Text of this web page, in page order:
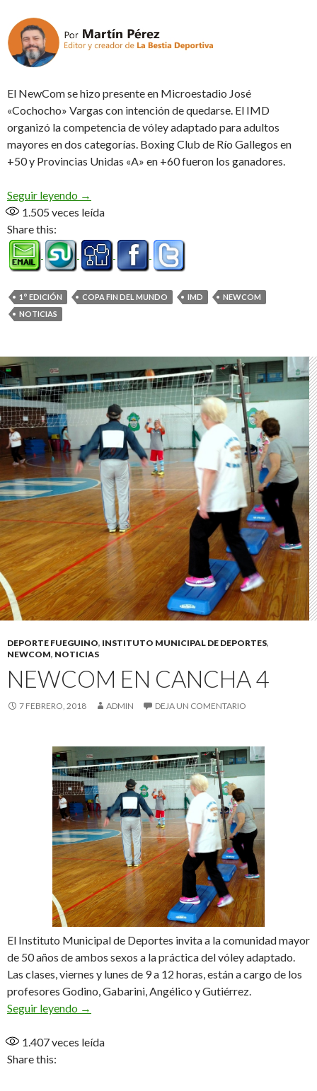
El NewCom se hizo presente en Microestadio José
«Cochocho» Vargas con intención de quedarse. El IMD
organizó la competencia de vóley adaptado para adultos
mayores en dos categorías. Boxing Club de Río Gallegos en
+50 y Provincias Unidas «A» en +60 fueron los ganadores.
Seguir leyendo Copa Fin del Mundo, 1° edición
→
1.505 veces leída
Share this:
1° EDICIÓN COPA FIN DEL MUNDO IMD
NEWCOM
NOTICIAS
DEPORTE FUEGUINO, INSTITUTO MUNICIPAL DE DEPORTES,
NEWCOM, NOTICIAS
NEWCOM EN CANCHA 4
7 FEBRERO, 2018 ADMIN DEJA UN COMENTARIO
El Instituto Municipal de Deportes invita a la comunidad mayor
de 50 años de ambos sexos a la práctica del vóley adaptado.
Las clases, viernes y lunes de 9 a 12 horas, están a cargo de los
profesores Godino, Gabarini, Angélico y Gutiérrez.
Seguir leyendo NewCom en cancha 4
→
1.407veces leída
Share this: